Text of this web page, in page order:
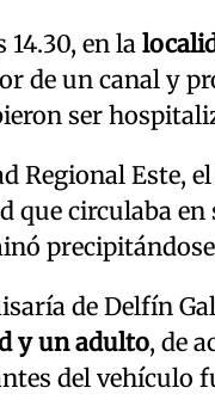
en la
de un canal y
ser
Regional Este,
circulaba en
de Delfín
y un adulto, de
del vehículo